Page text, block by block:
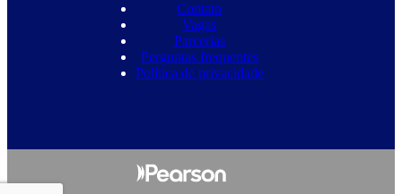
Contato
Vagas
Parcerias
Perguntas frequentes
Política de privacidade